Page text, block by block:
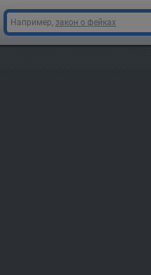
Например, закон о фейках